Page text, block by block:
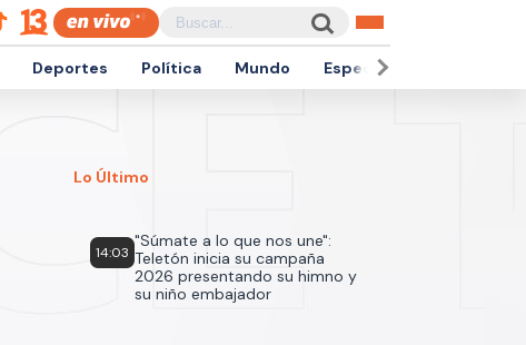
Deportes Política Mundo Espectáculos
Lo Último
14:03
"Súmate a lo que nos une":
Teletón inicia su campaña
2026 presentando su himno y
su niño embajador